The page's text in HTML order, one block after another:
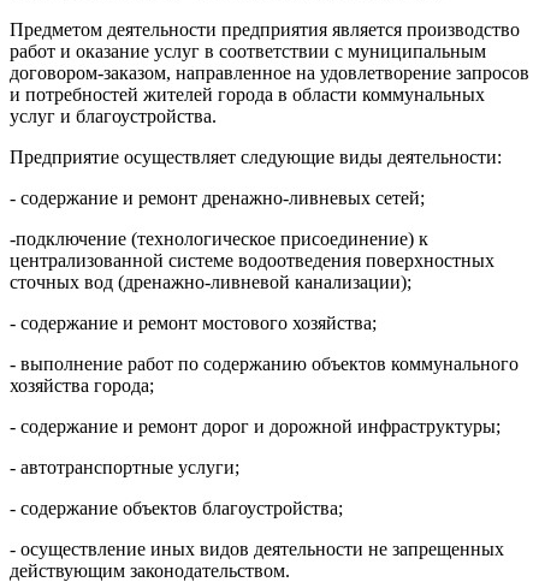
Предметом деятельности предприятия является производство
работ и оказание услуг в соответствии с муниципальным
договором-заказом, направленное на удовлетворение запросов
и потребностей жителей города в области коммунальных
услуг и благоустройства.
Предприятие осуществляет следующие виды деятельности:
- содержание и ремонт дренажно-ливневых сетей;
-подключение (технологическое присоединение) к
централизованной системе водоотведения поверхностных
сточных вод (дренажно-ливневой канализации);
- содержание и ремонт мостового хозяйства;
- выполнение работ по содержанию объектов коммунального
хозяйства города;
- содержание и ремонт дорог и дорожной инфраструктуры;
- автотранспортные услуги;
- содержание объектов благоустройства;
- осуществление иных видов деятельности не запрещенных
действующим законодательством.